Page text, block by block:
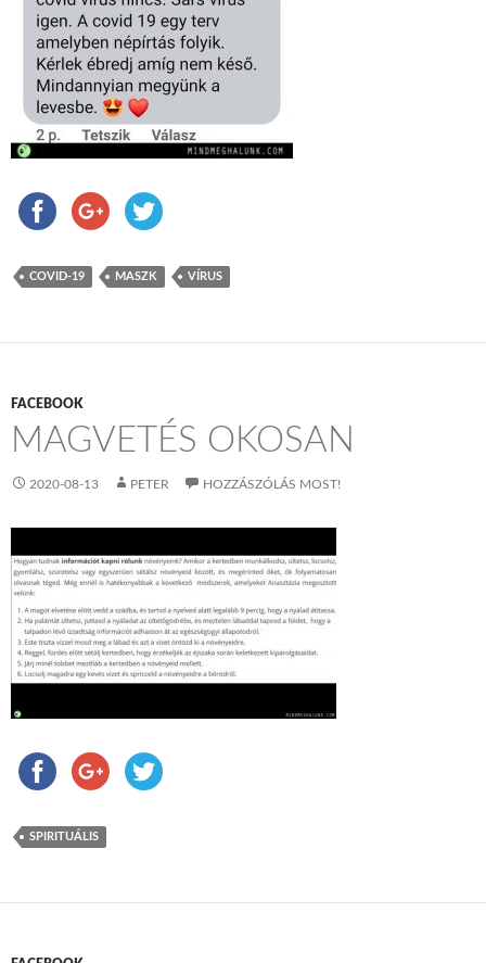
COVID-19 MASZK VÍRUS
FACEBOOK
MAGVETÉS OKOSAN
2020-08-13 PETER HOZZÁSZÓLÁS MOST!
SPIRITUÁLIS